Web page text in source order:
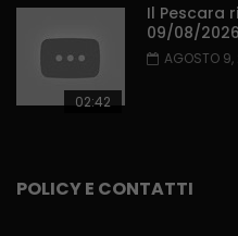
02:42
Il Pescara
09/08/2026
AGOSTO
POLICY E CONTATTI